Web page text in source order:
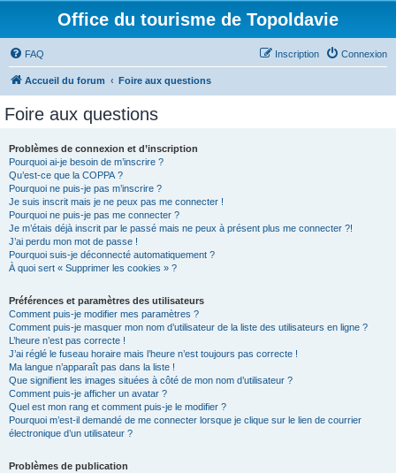
Office du tourisme de Topoldavie
FAQ Connexion
Inscription
Accueil du forum Foire aux questions
Foire aux questions
Problèmes de connexion et d’inscription
Pourquoi ai-je besoin de m’inscrire ?
Qu’est-ce que la COPPA ?
Pourquoi ne puis-je pas m’inscrire ?
Je suis inscrit mais je ne peux pas me connecter !
Pourquoi ne puis-je pas me connecter ?
Je m’étais déjà inscrit par le passé mais ne peux à présent plus me connecter ?!
J’ai perdu mon mot de passe !
Pourquoi suis-je déconnecté automatiquement ?
À quoi sert « Supprimer les cookies » ?
Préférences et paramètres des utilisateurs
Comment puis-je modifier mes paramètres ?
Comment puis-je masquer mon nom d’utilisateur de la liste des utilisateurs en ligne ?
L’heure n’est pas correcte !
J’ai réglé le fuseau horaire mais l’heure n’est toujours pas correcte !
Ma langue n’apparaît pas dans la liste !
Que signifient les images situées à côté de mon nom d’utilisateur ?
Comment puis-je afficher un avatar ?
Quel est mon rang et comment puis-je le modifier ?
Pourquoi m’est-il demandé de me connecter lorsque je clique sur le lien de courrier
électronique d’un utilisateur ?
Problèmes de publication